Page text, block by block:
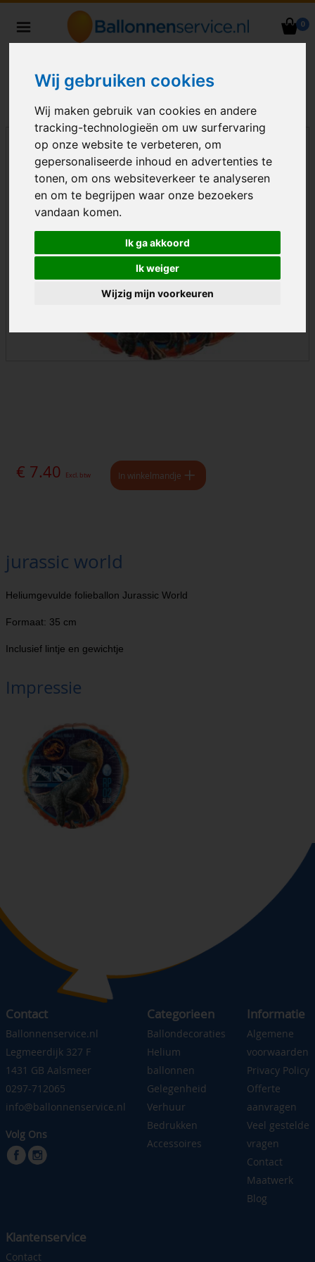
Wij gebruiken cookies
Wij maken gebruik van cookies en andere
tracking-technologieën om uw surfervaring
op onze website te verbeteren, om
gepersonaliseerde inhoud en advertenties te
tonen, om ons websiteverkeer te analyseren
en om te begrijpen waar onze bezoekers
vandaan komen.
Ik ga akkoord
Ik weiger
Wijzig mijn voorkeuren
0
Nederland
€ 7.40 Excl. btw In winkelmandje
jurassic world
Heliumgevulde folieballon Jurassic World
Formaat: 35 cm
Inclusief lintje en gewichtje
Impressie
Contact
Ballonnenservice.nl
Legmeerdijk 327 F
1431 GB Aalsmeer
0297-712065
info@ballonnenservice.nl
Volg Ons
Categorieen
Ballondecoraties
Helium
ballonnen
Gelegenheid
Verhuur
Bedrukken
Accessoires
Informatie
Algemene
voorwaarden
Privacy Policy
Offerte
aanvragen
Veel gestelde
vragen
Contact
Maatwerk
Blog
Klantenservice
Contact